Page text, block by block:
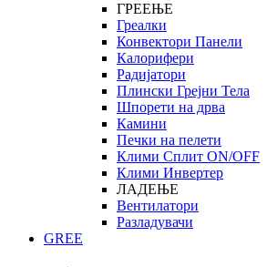
ГРЕЕЊЕ
Греалки
Конвектори Панели
Калорифери
Радијатори
Плински Грејни Тела
Шпорети на дрва
Камини
Печки на пелети
Клими Сплит ON/OFF
Клими Инвертер
ЛАДЕЊЕ
Вентилатори
Разладувачи
GREE